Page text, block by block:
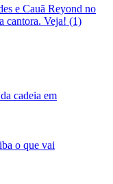
e Cauã Reyond no
cantora. Veja! (1)
cadeia em
o que vai